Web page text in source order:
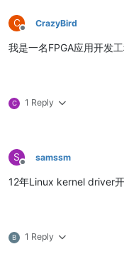
C
Offline
CrazyBird
我是一名FPGA应用开发
C 1 Reply
S
Offline
samssm
12年Linux kernel driver
B 1 Reply